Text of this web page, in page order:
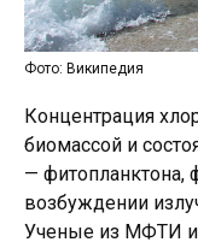
Фото: Википедия
Концентрация
биомассой и
— фитопланктона,
возбуждении
Ученые из МФТИ и